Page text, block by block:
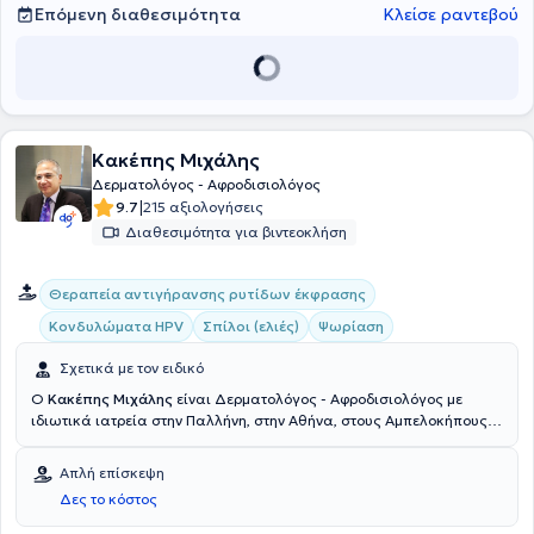
Επόμενη διαθεσιμότητα Κλείσε ραντεβού
Κακέπης Μιχάλης
Δερματολόγος - Αφροδισιολόγος
9.7|215 αξιολογήσεις
Διαθεσιμότητα για βιντεοκλήση
Θεραπεία αντιγήρανσης ρυτίδων έκφρασης
Κονδυλώματα HPV
Σπίλοι (ελιές) Ψωρίαση
Σχετικά με τον ειδικό
Ο Κακέπης Μιχάλης είναι Δερματολόγος - Αφροδισιολόγος με
ιδιωτικά ιατρεία στην Παλλήνη, στην Αθήνα, στους Αμπελοκήπους,
Διδάκτωρ της ιατρικής σχολής του πανεπιστημίου Αθηνών και
διαθέτει πτυχίο ιατρικής από το ίδιο πανεπιστήμιο. Έλαβε την
ειδικότητα της δερματολογίας - αφροδισιολογίας στα νοσοκομεία
Royal Wolverhampton Hospital & Dudley Group of Hospitals του
Απλή επίσκεψη
Δες το κόστος